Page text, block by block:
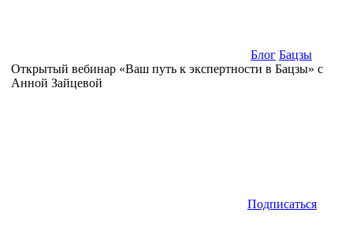
Блог Бацзы
Открытый вебинар «Ваш путь к экспертности в Бацзы» с
Анной Зайцевой
Подписаться